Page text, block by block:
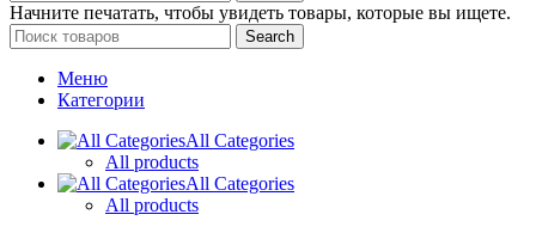
Начните печатать, чтобы увидеть товары, которые вы ищете.
Search
Меню
Категории
All Categories
All products
All Categories
All products